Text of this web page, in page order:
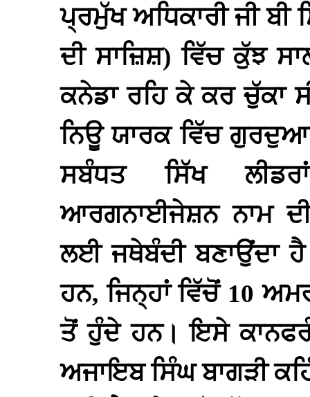
ਪ੍ਰਮੁੱਖ ਅਧਿਕਾਰੀ ਜੀ ਬੀ
ਦੀ ਸਾਜ਼ਿਸ਼) ਵਿੱਚ ਕੁੱਝ
ਕਨੇਡਾ ਰਹਿ ਕੇ ਕਰ ਚੁੱਕਾ
ਨਿਊ ਯਾਰਕ ਵਿੱਚ
ਸਬੰਧਤ ਸਿੱਖ
ਆਰਗਨਾਈਜੇਸ਼ਨ ਨਾਮ
ਲਈ ਜਥੇਬੰਦੀ ਬਣਾਉਂਦਾ
ਹਨ, ਜਿਨ੍ਹਾਂ ਵਿੱਚੋਂ 10
ਤੋਂ ਹੁੰਦੇ ਹਨ। ਇਸੇ
ਅਜਾਇਬ ਸਿੰਘ ਬਾਗੜੀ